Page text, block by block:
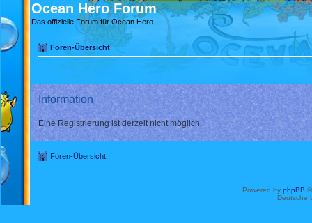
Ocean Hero Forum
Das offizielle Forum für Ocean Hero
Foren-Übersicht
Information
Eine Registrierung ist derzeit nicht möglich.
Foren-Übersicht
Powered by phpBB
Deutsche